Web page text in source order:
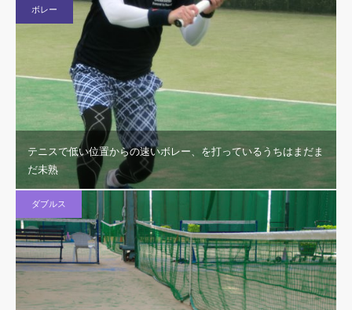
ボレー
テニスで低い位置からの速いボレー、を打っているうちはまだま
だ未熟
ダブルス